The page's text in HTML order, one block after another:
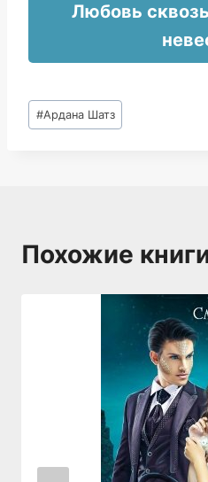
Любовь
Метки
записи:
#Ардана Шатз
Похожие